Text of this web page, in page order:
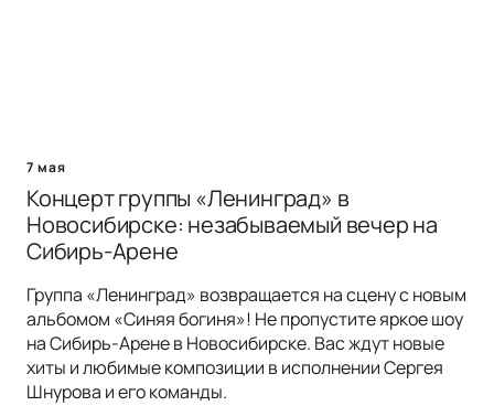
7 мая
Концерт группы «Ленинград» в
Новосибирске: незабываемый вечер на
Сибирь-Арене
Группа «Ленинград» возвращается на сцену с новым
альбомом «Синяя богиня»! Не пропустите яркое шоу
на Сибирь-Арене в Новосибирске. Вас ждут новые
хиты и любимые композиции в исполнении Сергея
Шнурова и его команды.